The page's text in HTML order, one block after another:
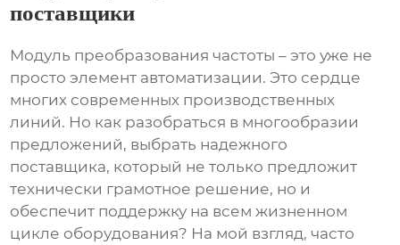
поставщики
Модуль преобразования частоты – это уже не
просто элемент автоматизации. Это сердце
многих современных производственных
линий. Но как разобраться в многообразии
предложений, выбрать надежного
поставщика, который не только предложит
технически грамотное решение, но и
обеспечит поддержку на всем жизненном
цикле оборудования? На мой взгляд, часто